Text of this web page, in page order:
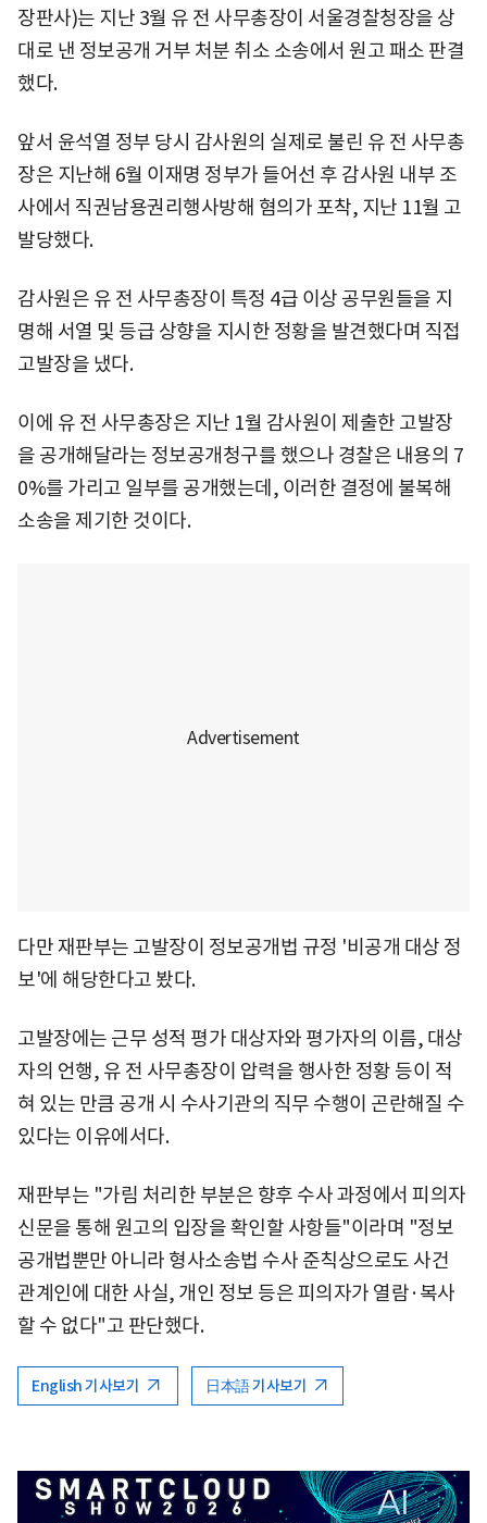
장판사)는 지난 3월 유 전 사무총장이 서울경찰청장을 상
대로 낸 정보공개 거부 처분 취소 소송에서 원고 패소 판결
했다.
앞서 윤석열 정부 당시 감사원의 실제로 불린 유 전 사무총
장은 지난해 6월 이재명 정부가 들어선 후 감사원 내부 조
사에서 직권남용권리행사방해 혐의가 포착, 지난 11월 고
발당했다.
감사원은 유 전 사무총장이 특정 4급 이상 공무원들을 지
명해 서열 및 등급 상향을 지시한 정황을 발견했다며 직접
고발장을 냈다.
이에 유 전 사무총장은 지난 1월 감사원이 제출한 고발장
을 공개해달라는 정보공개청구를 했으나 경찰은 내용의 7
0%를 가리고 일부를 공개했는데, 이러한 결정에 불복해
소송을 제기한 것이다.
다만 재판부는 고발장이 정보공개법 규정 '비공개 대상 정
보'에 해당한다고 봤다.
고발장에는 근무 성적 평가 대상자와 평가자의 이름, 대상
자의 언행, 유 전 사무총장이 압력을 행사한 정황 등이 적
혀 있는 만큼 공개 시 수사기관의 직무 수행이 곤란해질 수
있다는 이유에서다.
재판부는 "가림 처리한 부분은 향후 수사 과정에서 피의자
신문을 통해 원고의 입장을 확인할 사항들"이라며 "정보
공개법뿐만 아니라 형사소송법 수사 준칙상으로도 사건
관계인에 대한 사실, 개인 정보 등은 피의자가 열람·복사
할 수 없다"고 판단했다.
English 기사보기 日本語 기사보기